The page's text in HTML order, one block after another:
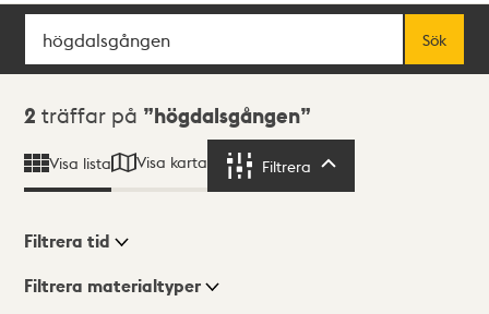
Sök
Sök
Sökresultat
2 träffar på högdalsgången
Visa lista Visa karta Filtrera
Visningsläge
Filtrera tid
Filtrera materialtyper